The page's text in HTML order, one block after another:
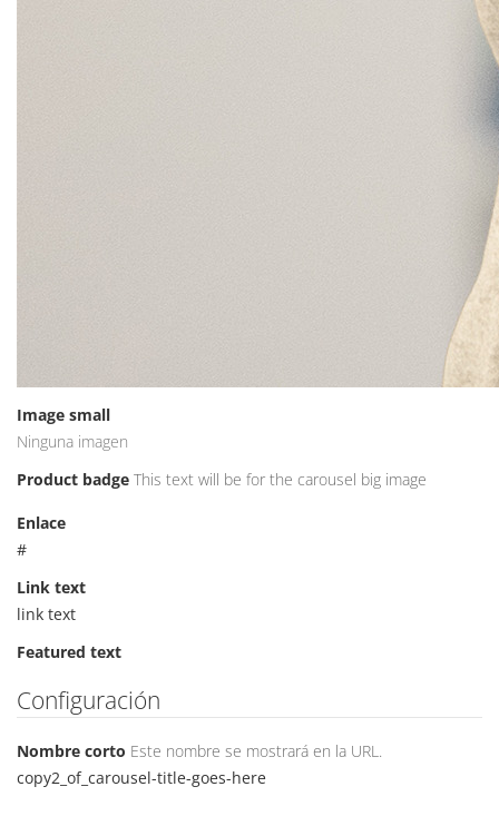
Image small
Ninguna imagen
Product badge This text will be for the carousel big image
Enlace
#
Link text
link text
Featured text
Configuración
Nombre corto Este nombre se mostrará en la URL.
copy2_of_carousel-title-goes-here